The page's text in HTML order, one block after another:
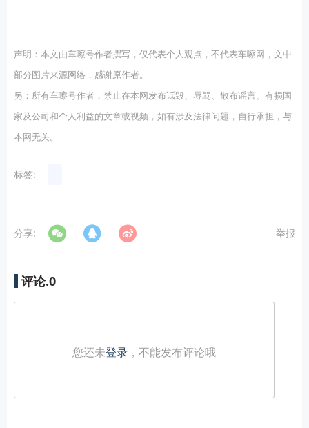
声明：本文由车嚓号作者撰写，仅代表个人观点，不代表车嚓网，文中
部分图片来源网络，感谢原作者。
另：所有车嚓号作者，禁止在本网发布诋毁、辱骂、散布谣言、有损国
家及公司和个人利益的文章或视频，如有涉及法律问题，自行承担，与
本网无关。
标签:
分享: 举报
评论.0
您还未登录 ，不能发布评论哦